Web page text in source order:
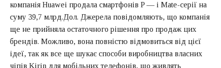
компанія Huawei продала смартфонів P — і Mate-серії на
суму 39,7 млрд.Дол. Джерела повідомляють, що компанія
ще не прийняла остаточного рішення про продаж цих
брендів. Можливо, вона повністю відмовиться від цієї
ідеї, так як все ще шукає способи виробництва власних
чіпів Kirin для мобільних телефонів, що живлять